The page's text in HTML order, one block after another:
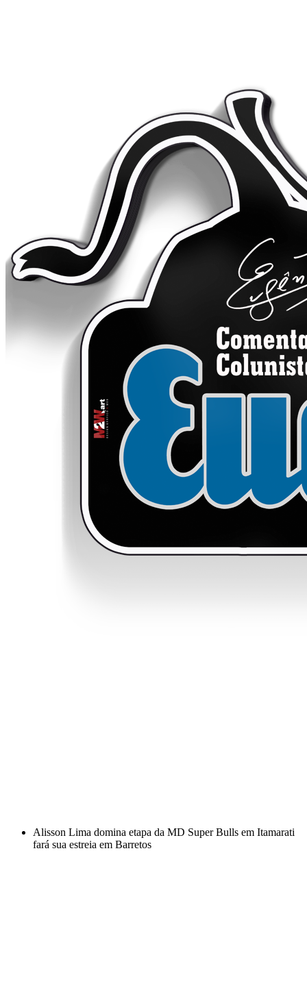
Alisson Lima domina etapa da MD Super Bulls em Itamarati
fará sua estreia em Barretos